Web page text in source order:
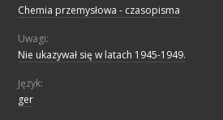
Chemia przemysłowa - czasopisma
Uwagi:
Nie ukazywał się w latach 1945-1949.
Język:
ger